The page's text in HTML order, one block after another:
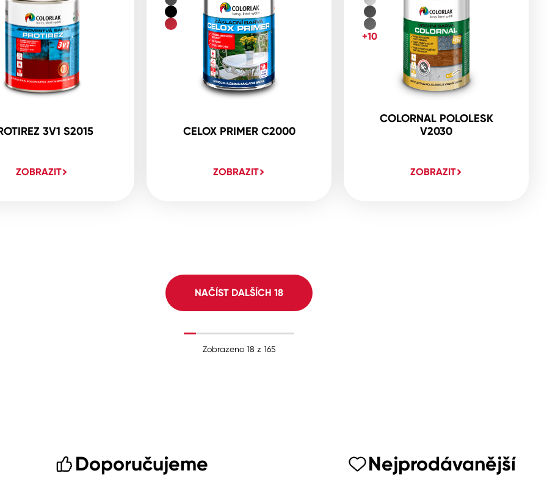
3V1 S2015
ZOBRAZIT
CELOX PRIMER C2000
ZOBRAZIT
COLORNAL POLOLESK
V2030
ZOBRAZIT
+10
NAČÍST DALŠÍCH 18
Zobrazeno 18 z 165
Doporučujeme Nejprodávanější